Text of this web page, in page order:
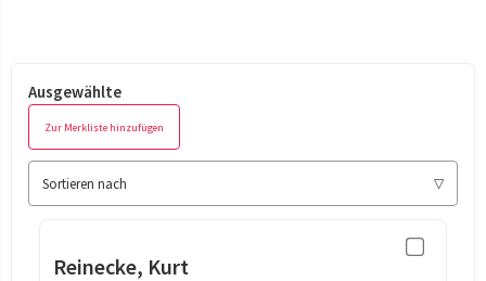
Ausgewählte
Zur Merkliste hinzufügen
Sortieren nach
Reinecke, Kurt